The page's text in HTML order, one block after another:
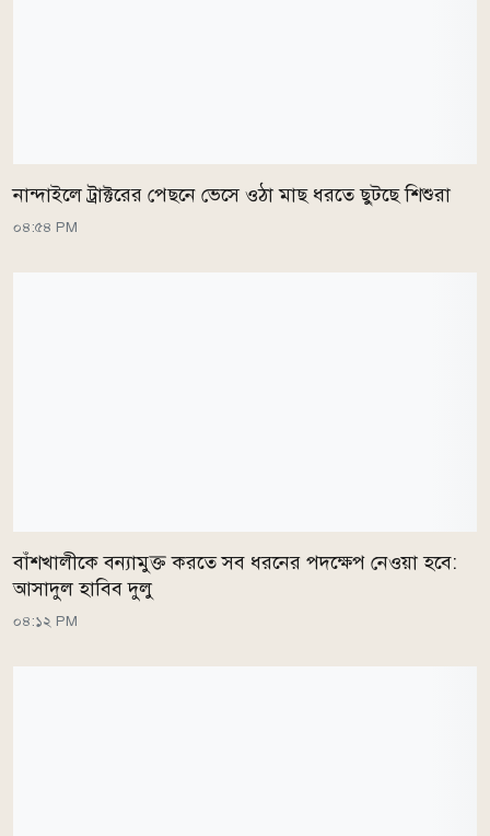
নান্দাইলে ট্রাক্টরের পেছনে ভেসে ওঠা মাছ ধরতে ছুটছে শিশুরা
০৪:৫৪ PM
বাঁশখালীকে বন্যামুক্ত করতে সব ধরনের পদক্ষেপ নেওয়া হবে:
আসাদুল হাবিব দুলু
০৪:১২ PM